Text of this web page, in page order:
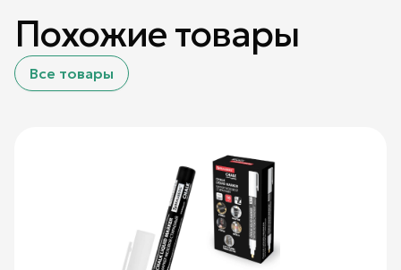
Похожие товары
Все товары